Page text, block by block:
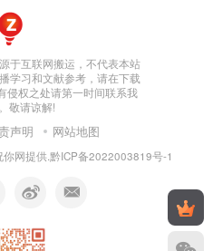
于互联网搬运，不代表本站
学习和文献参考，请在下载
侵权之处请第一时间联系我
敬请谅解!
声明 网站地图
你网提供.黔ICP备2022003819号-1